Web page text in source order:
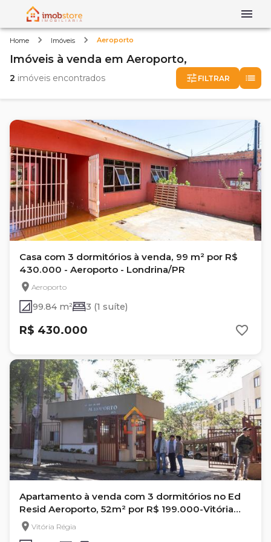
Home Imóveis Aeroporto
Imóveis à venda em Aeroporto,
2 imóveis encontrados FILTRAR
Casa com 3 dormitórios à venda, 99 m² por R$
430.000 - Aeroporto - Londrina/PR
Aeroporto
99.84 m² 3 (1 suíte)
R$ 430.000
Apartamento à venda com 3 dormitórios no Ed
Resid Aeroporto, 52m² por R$ 199.000-Vitória
Regia- Londrina-PR
Vitória Régia